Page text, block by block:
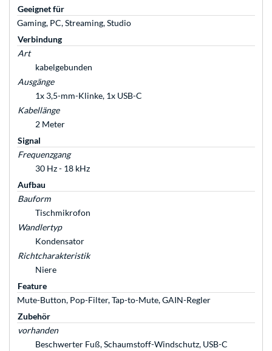
Geeignet für
Gaming, PC, Streaming, Studio
Verbindung
Art
kabelgebunden
Ausgänge
1x 3,5-mm-Klinke, 1x USB-C
Kabellänge
2 Meter
Signal
Frequenzgang
30 Hz - 18 kHz
Aufbau
Bauform
Tischmikrofon
Wandlertyp
Kondensator
Richtcharakteristik
Niere
Feature
Mute-Button, Pop-Filter, Tap-to-Mute, GAIN-Regler
Zubehör
vorhanden
Beschwerter Fuß, Schaumstoff-Windschutz, USB-C